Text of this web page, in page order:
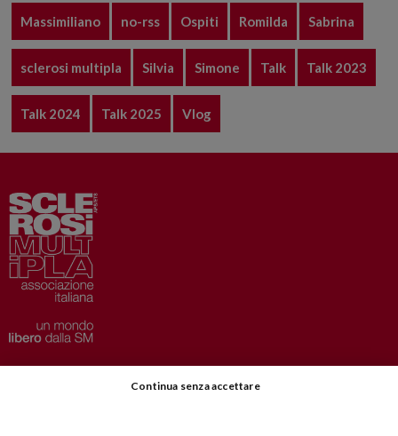
Massimiliano no-rss Ospiti Romilda Sabrina
sclerosi multipla Silvia Simone Talk Talk 2023
Talk 2024 Talk 2025 Vlog
Privacy–Disclaimer
Continua senza accettare